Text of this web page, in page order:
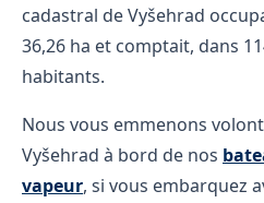
cadastral de Vyšehrad
36,26 ha et comptait, dans
habitants.
Nous vous emmenons
Vyšehrad à bord de nos
vapeur, si vous embarquez